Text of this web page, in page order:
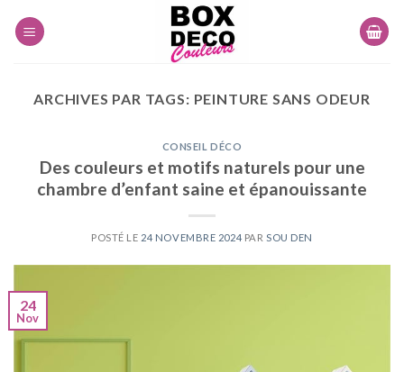
ARCHIVES PAR TAGS: PEINTURE SANS ODEUR
CONSEIL DÉCO
Des couleurs et motifs naturels pour une
chambre d’enfant saine et épanouissante
POSTÉ LE 24 NOVEMBRE 2024 PAR SOU DEN
24
Nov